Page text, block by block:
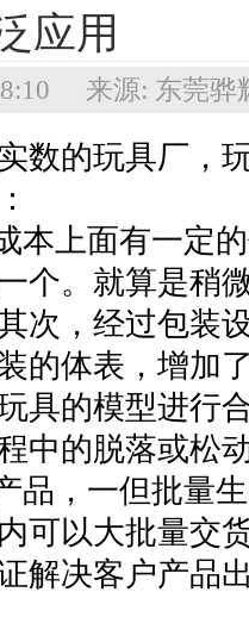
应用
来源: 东莞骅
数的玩具厂，
上面有一定的
个。就算是稍
次，经过包装
的体表，增加
具的模型进行
中的脱落或松
品，一但批量
可以大批量交
解决客户产品